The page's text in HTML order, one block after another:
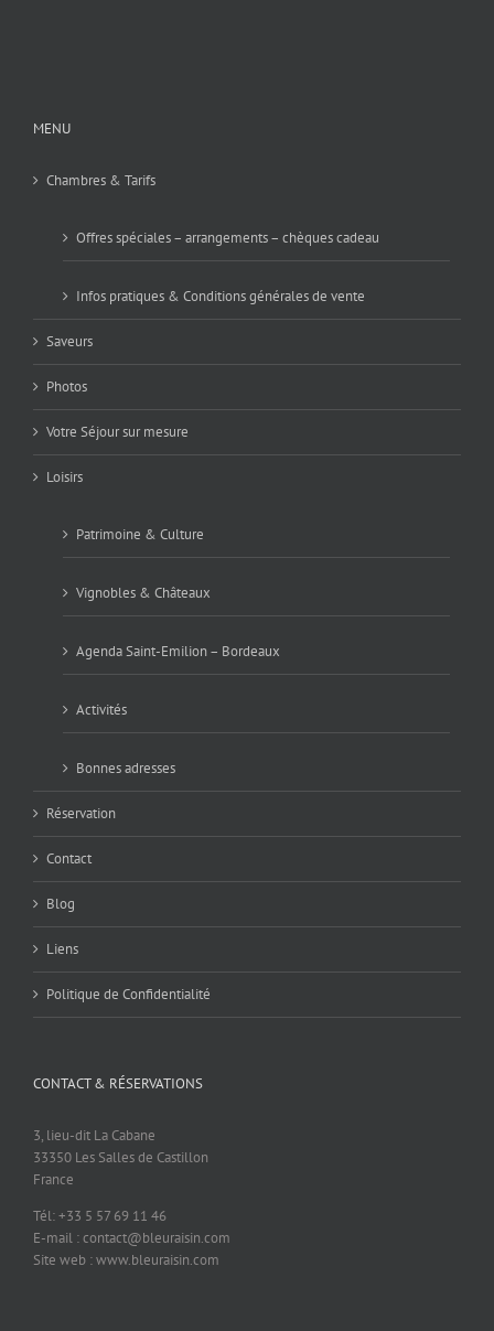
MENU
Chambres & Tarifs
Offres spéciales – arrangements – chèques cadeau
Infos pratiques & Conditions générales de vente
Saveurs
Photos
Votre Séjour sur mesure
Loisirs
Patrimoine & Culture
Vignobles & Châteaux
Agenda Saint-Emilion – Bordeaux
Activités
Bonnes adresses
Réservation
Contact
Blog
Liens
Politique de Confidentialité
CONTACT & RÉSERVATIONS
3, lieu-dit La Cabane
33350 Les Salles de Castillon
France
Tél: +33 5 57 69 11 46
E-mail : contact@bleuraisin.com
Site web : www.bleuraisin.com